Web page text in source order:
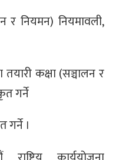
र नियमन) नियमावली,
तयारी कक्षा (सञ्चालन र
गर्ने
गर्ने ।